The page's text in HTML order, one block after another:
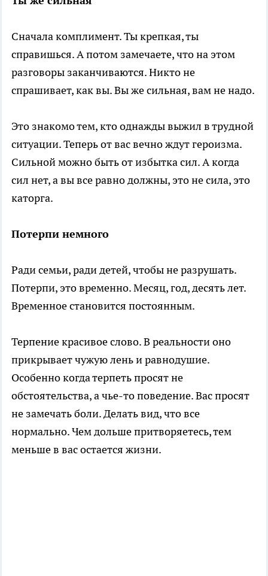
Сначала комплимент. Ты крепкая, ты
справишься. А потом замечаете, что на этом
разговоры заканчиваются. Никто не
спрашивает, как вы. Вы же сильная, вам не надо.
Это знакомо тем, кто однажды выжил в трудной
ситуации. Теперь от вас вечно ждут героизма.
Сильной можно быть от избытка сил. А когда
сил нет, а вы все равно должны, это не сила, это
каторга.
Потерпи немного
Ради семьи, ради детей, чтобы не разрушать.
Потерпи, это временно. Месяц, год, десять лет.
Временное становится постоянным.
Терпение красивое слово. В реальности оно
прикрывает чужую лень и равнодушие.
Особенно когда терпеть просят не
обстоятельства, а чье-то поведение. Вас просят
не замечать боли. Делать вид, что все
нормально. Чем дольше притворяетесь, тем
меньше в вас остается жизни.